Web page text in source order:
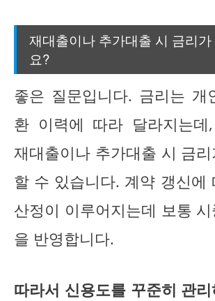
재대출이나 추가대출 시 금리
요?
좋은 질문입니다. 금리는 개
환 이력에 따라 달라지는데
재대출이나 추가대출 시 금
할 수 있습니다. 계약 갱신에
산정이 이루어지는데 보통
을 반영합니다.
따라서 신용도를 꾸준히 관